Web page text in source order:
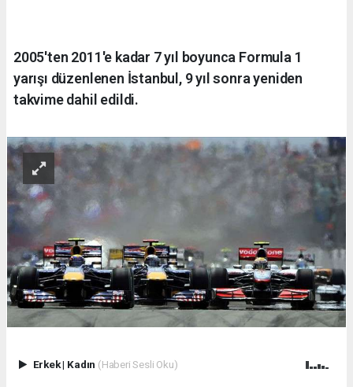
2005'ten 2011'e kadar 7 yıl boyunca Formula 1
yarışı düzenlenen İstanbul, 9 yıl sonra yeniden
takvime dahil edildi.
Erkek| Kadın (Haberi Sesli Oku)